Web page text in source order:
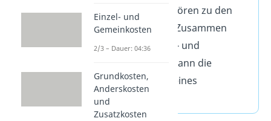
anfallen. Sie gehören zu den
Gemeinkosten
. Zusammen
bilden die Einzel- und
Gemeinkosten dann die
Gesamtkosten
eines
Unternehmens.
Einzel- und
Gemeinkosten
2/3 – Dauer: 04:36
Grundkosten,
Anderskosten
und
Zusatzkosten